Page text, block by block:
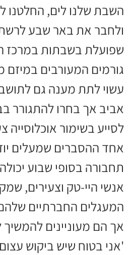
השבת שלנו לים, החלטנו
ולחבר את באר שבע לרשת
שפועלת בשבתות במרכז
גורמים המעורבים במיזם
עשוי לתת מענה גם
אביב אך בחרו להתגורר
לסייע בשימור אוכלוסייה
אחד ההסברים שמעלים
תחבורה בסופי שבוע
אנשי היי-טק וצעירים,
המעגלים החברתיים
אך הם מעוניינים
'אני בטוח שיש ביקוש